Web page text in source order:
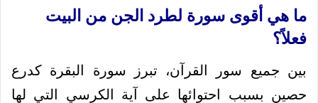
ما هي أقوى سورة لطرد الجن من البيت
فعلاً؟
بين جميع سور القرآن، تبرز سورة البقرة كدرع
حصين بسبب احتوائها على آية الكرسي التي لها